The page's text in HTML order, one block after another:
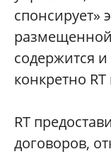
спонсирует»
содержится и
конкретно
RT
договоров,